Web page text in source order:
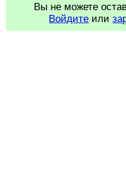
Вы не можете
Войдите или